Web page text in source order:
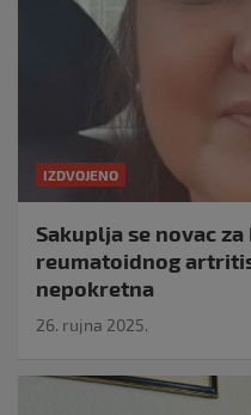
IZDVOJENO
Sakuplja se novac
reumatoidnog
nepokretna
26. rujna 2025.